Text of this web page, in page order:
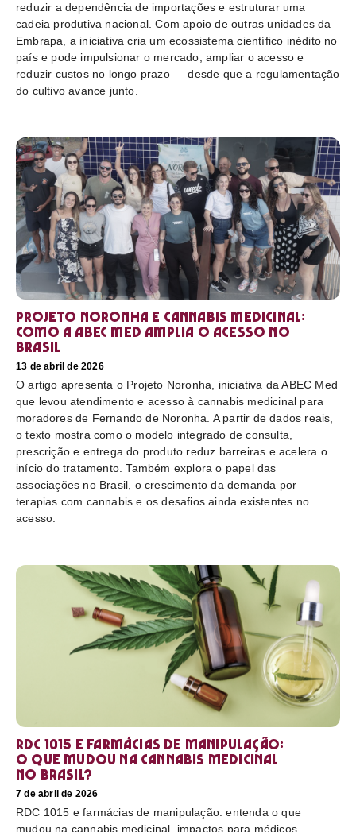
reduzir a dependência de importações e estruturar uma
cadeia produtiva nacional. Com apoio de outras unidades da
Embrapa, a iniciativa cria um ecossistema científico inédito no
país e pode impulsionar o mercado, ampliar o acesso e
reduzir custos no longo prazo — desde que a regulamentação
do cultivo avance junto.
Projeto Noronha e cannabis medicinal:
como a ABEC Med amplia o acesso no
Brasil
13 de abril de 2026
O artigo apresenta o Projeto Noronha, iniciativa da ABEC Med
que levou atendimento e acesso à cannabis medicinal para
moradores de Fernando de Noronha. A partir de dados reais,
o texto mostra como o modelo integrado de consulta,
prescrição e entrega do produto reduz barreiras e acelera o
início do tratamento. Também explora o papel das
associações no Brasil, o crescimento da demanda por
terapias com cannabis e os desafios ainda existentes no
acesso.
RDC 1015 e farmácias de manipulação:
o que mudou na cannabis medicinal
no Brasil?
7 de abril de 2026
RDC 1015 e farmácias de manipulação: entenda o que
mudou na cannabis medicinal, impactos para médicos,